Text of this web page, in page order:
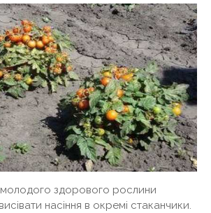
здорового рослини
насіння в окремі стаканчики.